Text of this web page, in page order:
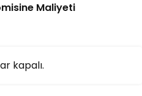
Maliyeti
kapalı.